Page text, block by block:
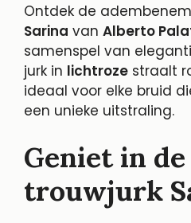
Ontdek de
Sarina van Alberto
samenspel van
jurk in lichtroze straalt
ideaal voor elke bruid
een unieke uitstraling.
Geniet in
trouwjurk